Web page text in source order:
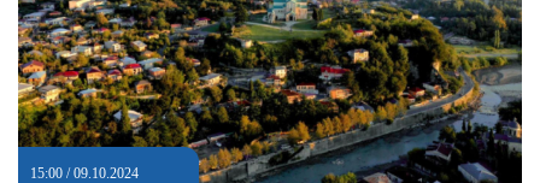
15:00 / 09.10.2024